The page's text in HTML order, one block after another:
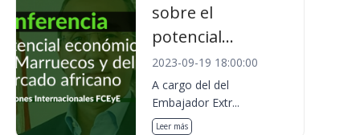
sobre el
potencial...
2023-09-19 18:00:00
A cargo del del
Embajador Extr...
Leer más